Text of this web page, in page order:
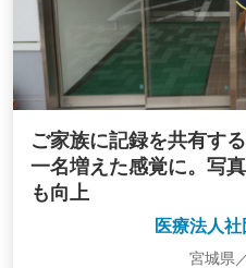
ご家族に記録を共有す
一名増えた感覚に。写
も向上
医療法人
宮城県